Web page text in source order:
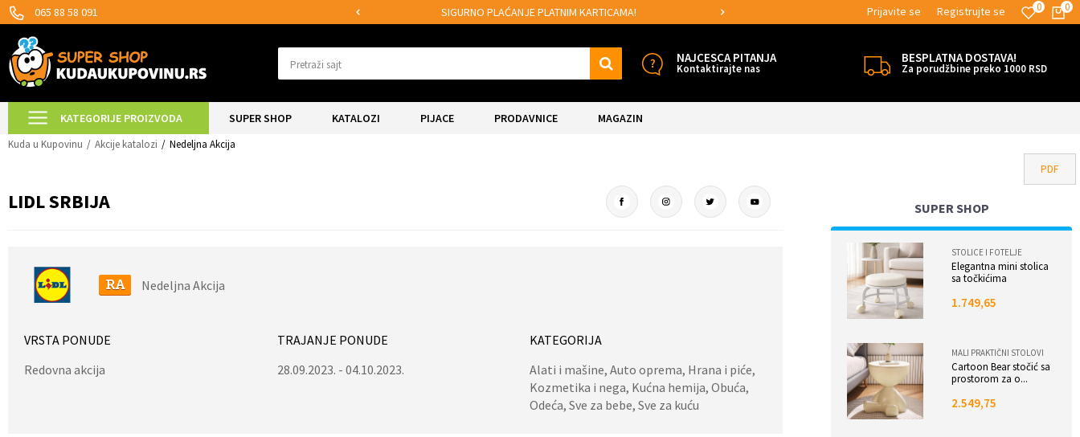
065 88 58 091 MOGUĆNOST BESPLATNE ISPORUKE! MOGUĆNOST ISPORUKE ZA 24H! 0
0
Prijavite se Registrujte se
Pretraži sajt NAJCESCA PITANJA
Kontaktirajte nas
BESPLATNA DOSTAVA!
Za porudžbine preko 1000 RSD
KATEGORIJE PROIZVODA SUPER SHOP KATALOZI PIJACE PRODAVNICE MAGAZIN
Kuda u Kupovinu Akcije katalozi Nedeljna Akcija
LIDL SRBIJA
Nedeljna Akcija
PDF
VRSTA PONUDE
Redovna akcija
TRAJANJE PONUDE
28.09.2023. - 04.10.2023.
KATEGORIJA
Alati i mašine, Auto oprema, Hrana i piće,
Kozmetika i nega, Kućna hemija, Obuća,
Odeća, Sve za bebe, Sve za kuću
SUPER SHOP
STOLICE I FOTELJE
Elegantna mini stolica
sa točkićima
1.749,65
MALI PRAKTIČNI STOLOVI
Cartoon Bear stočić sa
prostorom za o...
2.549,75